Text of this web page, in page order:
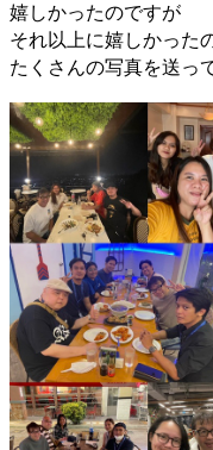
嬉しかったのですが
それ以上に嬉しかった
たくさんの写真を送っ